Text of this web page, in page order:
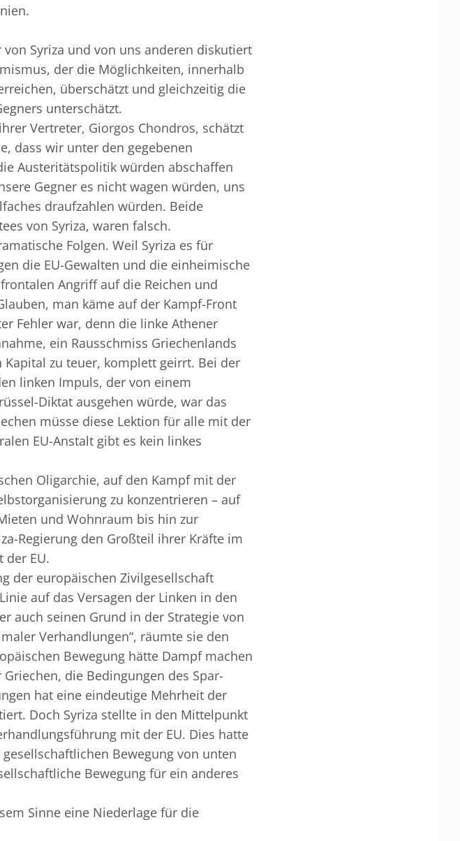
Syriza und von uns anderen diskutiert
der die Möglichkeiten, innerhalb
überschätzt und gleichzeitig die
unterschätzt.
Vertreter, Giorgos Chondros, schätzt
dass wir unter den gegebenen
Austeritätspolitik würden abschaffen
Gegner es nicht wagen würden, uns
draufzahlen würden. Beide
von Syriza, waren falsch.
Folgen. Weil Syriza es für
die EU-Gewalten und die einheimische
Angriff auf die Reichen und
man käme auf der Kampf-Front
Fehler war, denn die linke Athener
ein Rausschmiss Griechenlands
zu teuer, komplett geirrt. Bei der
linken Impuls, der von einem
Diktat ausgehen würde, war das
müsse diese Lektion für alle mit der
EU-Anstalt gibt es kein linkes
Oligarchie, auf den Kampf mit der
zu konzentrieren – auf
und Wohnraum bis hin zur
Regierung den Großteil ihrer Kräfte im
der EU.
der europäischen Zivilgesellschaft
auf das Versagen der Linken in den
auch seinen Grund in der Strategie von
Verhandlungen“, räumte sie den
Bewegung hätte Dampf machen
die Bedingungen des Spar-
hat eine eindeutige Mehrheit der
Doch Syriza stellte in den Mittelpunkt
mit der EU. Dies hatte
Bewegung von unten
Bewegung für ein anderes
Sinne eine Niederlage für die